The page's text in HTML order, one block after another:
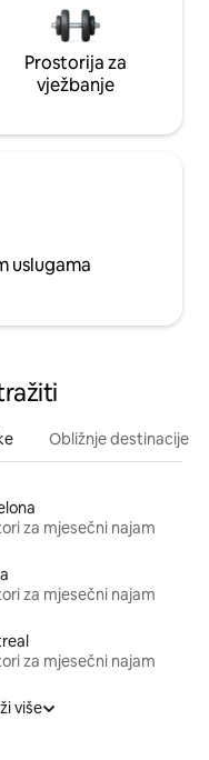
Prostorija za
vježbanje
uslugama
Obližnje destinacije
za mjesečni najam
za mjesečni najam
za mjesečni najam
više